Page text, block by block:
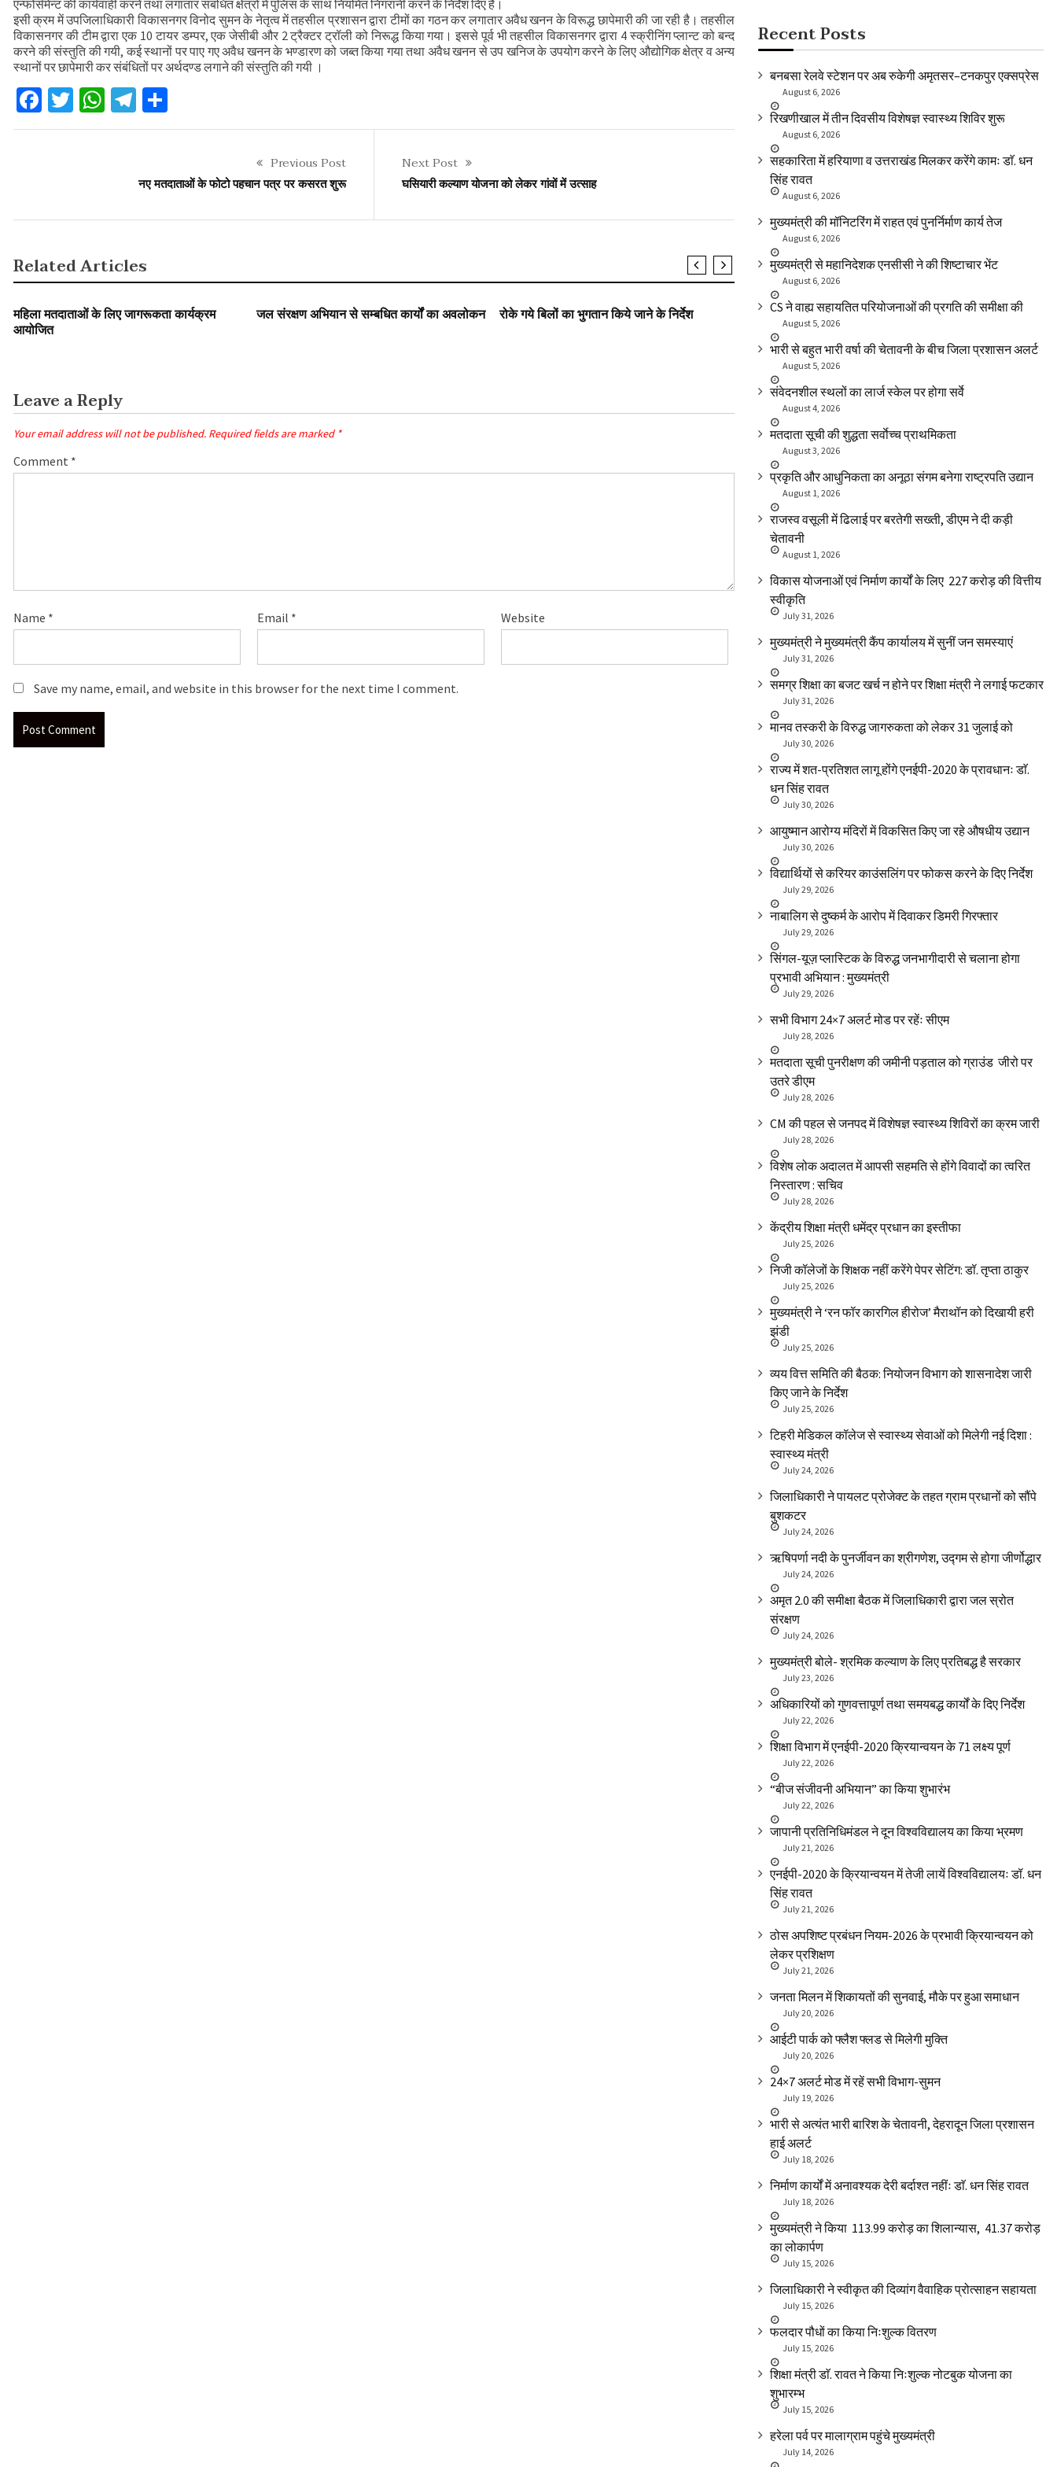
मुख्यमंत्री से महानिदेशक एनसीसी ने की शिष्टाचार भेंट
CS ने वाह्य सहायतित परियोजनाओं की प्रगति की समीक्षा की
एन्फोर्समेन्ट की कार्यवाही करने तथा लगातार संबंधित क्षेत्रों में पुलिस के साथ नियमित निगरानी करने के निर्देश दिए हैं।
इसी क्रम में उपजिलाधिकारी विकासनगर विनोद सुमन के नेतृत्व में तहसील प्रशासन द्वारा टीमों का गठन कर लगातार अवैध खनन के विरूद्ध छापेमारी की जा रही है। तहसील
विकासनगर की टीम द्वारा एक 10 टायर डम्पर, एक जेसीबी और 2 ट्रैक्टर ट्रॉली को निरूद्ध किया गया। इससे पूर्व भी तहसील विकासनगर द्वारा 4 स्क्रीनिंग प्लान्ट को बन्द
करने की संस्तुति की गयी, कई स्थानों पर पाए गए अवैध खनन के भण्डारण को जब्त किया गया तथा अवैध खनन से उप खनिज के उपयोग करने के लिए औद्योगिक क्षेत्र व अन्य
स्थानों पर छापेमारी कर संबंधितों पर अर्थदण्ड लगाने की संस्तुति की गयी ।
Facebook
Twitter
WhatsApp
Telegram
Previous Post
नए मतदाताओं के फोटो पहचान पत्र पर कसरत शुरू
Next Post
घसियारी कल्याण योजना को लेकर गांवों में उत्साह
Related Articles
महिला मतदाताओं के लिए जागरूकता कार्यक्रम
आयोजित
जल संरक्षण अभियान से सम्बधित कार्यों का अवलोकन रोके गये बिलों का भुगतान किये जाने के निर्देश
SLIDER
“बीज संजीवनी अभियान” का किया शुभारंभ भारत के प्रथम
Leave a Reply
Your email address will not be published. Required fields are marked *
Comment *
Name * Email * Website
Save my name, email, and website in this browser for the next time I comment.
Recent Posts
बनबसा रेलवे स्टेशन पर अब रुकेगी अमृतसर–टनकपुर एक्सप्रेस
August 6, 2026
रिखणीखाल में तीन दिवसीय विशेषज्ञ स्वास्थ्य शिविर शुरू
August 6, 2026
सहकारिता में हरियाणा व उत्तराखंड मिलकर करेंगे कामः डाॅ. धन
सिंह रावत
August 6, 2026
मुख्यमंत्री की मॉनिटरिंग में राहत एवं पुनर्निर्माण कार्य तेज
August 6, 2026
मुख्यमंत्री से महानिदेशक एनसीसी ने की शिष्टाचार भेंट
August 6, 2026
CS ने वाह्य सहायतित परियोजनाओं की प्रगति की समीक्षा की
August 5, 2026
भारी से बहुत भारी वर्षा की चेतावनी के बीच जिला प्रशासन अलर्ट
August 5, 2026
संवेदनशील स्थलों का लार्ज स्केल पर होगा सर्वे
August 4, 2026
मतदाता सूची की शुद्धता सर्वाेच्च प्राथमिकता
August 3, 2026
प्रकृति और आधुनिकता का अनूठा संगम बनेगा राष्ट्रपति उद्यान
August 1, 2026
राजस्व वसूली में ढिलाई पर बरतेगी सख्ती, डीएम ने दी कड़ी
चेतावनी
August 1, 2026
विकास योजनाओं एवं निर्माण कार्यों के लिए ₹ 227 करोड़ की वित्तीय
स्वीकृति
July 31, 2026
मुख्यमंत्री ने मुख्यमंत्री कैंप कार्यालय में सुनीं जन समस्याएं
July 31, 2026
समग्र शिक्षा का बजट खर्च न होने पर शिक्षा मंत्री ने लगाई फटकार
July 31, 2026
मानव तस्करी के विरुद्ध जागरुकता को लेकर 31 जुलाई को
July 30, 2026
राज्य में शत-प्रतिशत लागू होंगे एनईपी-2020 के प्रावधानः डाॅ.
धन सिंह रावत
July 30, 2026
आयुष्मान आरोग्य मंदिरों में विकसित किए जा रहे औषधीय उद्यान
July 30, 2026
विद्यार्थियों से करियर काउंसलिंग पर फोकस करने के दिए निर्देश
July 29, 2026
नाबालिग से दुष्कर्म के आरोप में दिवाकर डिमरी गिरफ्तार
July 29, 2026
सिंगल-यूज़ प्लास्टिक के विरुद्ध जनभागीदारी से चलाना होगा
प्रभावी अभियान : मुख्यमंत्री
July 29, 2026
सभी विभाग 24×7 अलर्ट मोड पर रहेंः सीएम
July 28, 2026
मतदाता सूची पुनरीक्षण की जमीनी पड़ताल को ग्राउंड जीरो पर
उतरे डीएम
July 28, 2026
CM की पहल से जनपद में विशेषज्ञ स्वास्थ्य शिविरों का क्रम जारी
July 28, 2026
विशेष लोक अदालत में आपसी सहमति से होंगे विवादों का त्वरित
निस्तारण : सचिव
July 28, 2026
केंद्रीय शिक्षा मंत्री धमेंद्र प्रधान का इस्तीफा
July 25, 2026
निजी कॉलेजों के शिक्षक नहीं करेंगे पेपर सेटिंग: डॉ. तृप्ता ठाकुर
July 25, 2026
मुख्यमंत्री ने ‘रन फॉर कारगिल हीरोज’ मैराथॉन को दिखायी हरी
झंडी
July 25, 2026
व्यय वित्त समिति की बैठक: नियोजन विभाग को शासनादेश जारी
किए जाने के निर्देश
July 25, 2026
टिहरी मेडिकल कॉलेज से स्वास्थ्य सेवाओं को मिलेगी नई दिशा :
स्वास्थ्य मंत्री
July 24, 2026
जिलाधिकारी ने पायलट प्रोजेक्ट के तहत ग्राम प्रधानों को सौंपे
बुशकटर
July 24, 2026
ऋषिपर्णा नदी के पुनर्जीवन का श्रीगणेश, उद्गम से होगा जीर्णोद्धार
July 24, 2026
अमृत 2.0 की समीक्षा बैठक में जिलाधिकारी द्वारा जल स्रोत
संरक्षण
July 24, 2026
मुख्यमंत्री बोले- श्रमिक कल्याण के लिए प्रतिबद्ध है सरकार
July 23, 2026
अधिकारियों को गुणवत्तापूर्ण तथा समयबद्ध कार्यों के दिए निर्देश
July 22, 2026
शिक्षा विभाग में एनईपी-2020 क्रियान्वयन के 71 लक्ष्य पूर्ण
July 22, 2026
“बीज संजीवनी अभियान” का किया शुभारंभ
July 22, 2026
जापानी प्रतिनिधिमंडल ने दून विश्वविद्यालय का किया भ्रमण
July 21, 2026
एनईपी-2020 के क्रियान्वयन में तेजी लायें विश्वविद्यालयः डॉ. धन
सिंह रावत
July 21, 2026
ठोस अपशिष्ट प्रबंधन नियम-2026 के प्रभावी क्रियान्वयन को
लेकर प्रशिक्षण
July 21, 2026
जनता मिलन में शिकायतों की सुनवाई, मौके पर हुआ समाधान
July 20, 2026
आईटी पार्क को फ्लैश फ्लड से मिलेगी मुक्ति
July 20, 2026
24×7 अलर्ट मोड में रहें सभी विभाग-सुमन
July 19, 2026
भारी से अत्यंत भारी बारिश के चेतावनी, देहरादून जिला प्रशासन
हाई अलर्ट
July 18, 2026
निर्माण कार्यों में अनावश्यक देरी बर्दाश्त नहींः डाॅ. धन सिंह रावत
July 18, 2026
मुख्यमंत्री ने किया ₹ 113.99 करोड़ का शिलान्यास, ₹ 41.37 करोड़
का लोकार्पण
July 15, 2026
जिलाधिकारी ने स्वीकृत की दिव्यांग वैवाहिक प्रोत्साहन सहायता
July 15, 2026
फलदार पौधों का किया निःशुल्क वितरण
July 15, 2026
शिक्षा मंत्री डाॅ. रावत ने किया निःशुल्क नोटबुक योजना का
शुभारम्भ
July 15, 2026
हरेला पर्व पर मालाग्राम पहुंचे मुख्यमंत्री
July 14, 2026